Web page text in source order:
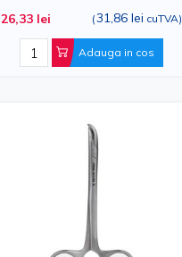
7.3 x 4.2 mm
26,33 lei (31,86 lei cuTVA)
Adauga in cos